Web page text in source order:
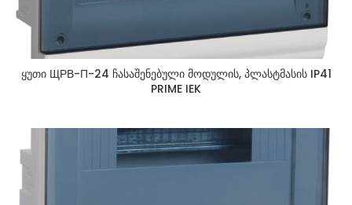
ყუთი ЩРВ-П-24 ჩასაშენებული მოდულის, პლასტმასის IP41
PRIME IEK